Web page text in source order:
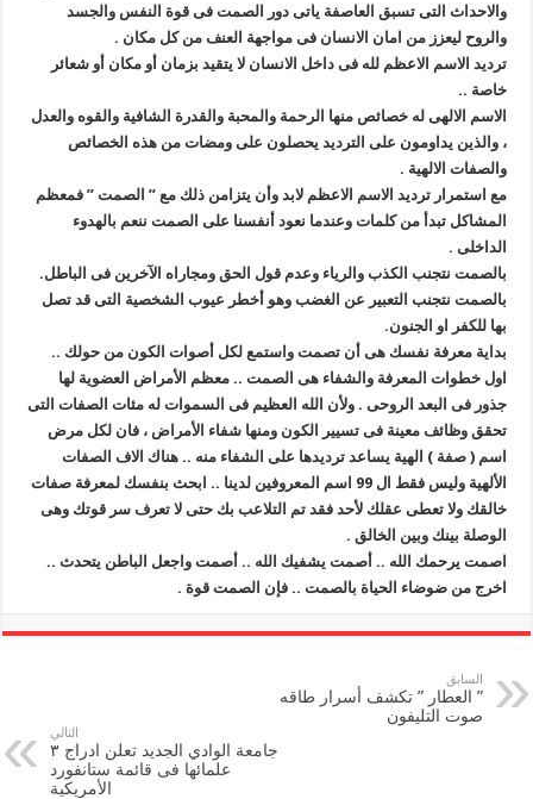
مغلقة
والاحداث التى تسبق العاصفة ياتى دور الصمت فى قوة النفس والجسد
والروح ليعزز من امان الانسان فى مواجهة العنف من كل مكان .
ترديد الاسم الاعظم لله فى داخل الانسان لا يتقيد بزمان أو مكان أو شعائر
خاصة ..
الاسم الالهى له خصائص منها الرحمة والمحبة والقدرة الشافية والقوه والعدل
، والذين يداومون على الترديد يحصلون على ومضات من هذه الخصائص
والصفات الالهية .
مع استمرار ترديد الاسم الاعظم لابد وأن يتزامن ذلك مع ” الصمت ” فمعظم
المشاكل تبدأ من كلمات وعندما نعود أنفسنا على الصمت ننعم بالهدوء
الداخلى .
بالصمت نتجنب الكذب والرياء وعدم قول الحق ومجاراه الآخرين فى الباطل.
بالصمت نتجنب التعبير عن الغضب وهو أخطر عيوب الشخصية التى قد تصل
بها للكفر او الجنون.
بداية معرفة نفسك هى أن تصمت واستمع لكل أصوات الكون من حولك ..
اول خطوات المعرفة والشفاء هى الصمت .. معظم الأمراض العضوية لها
جذور فى البعد الروحى . ولأن الله العظيم فى السموات له مئات الصفات التى
تحقق وظائف معينة فى تسيير الكون ومنها شفاء الأمراض ، فان لكل مرض
اسم ( صفة ) الهية يساعد ترديدها على الشفاء منه .. هناك الاف الصفات
الألهية وليس فقط ال 99 اسم المعروفين لدينا .. ابحث بنفسك لمعرفة صفات
خالقك ولا تعطى عقلك لأحد فقد تم التلاعب بك حتى لا تعرف سر قوتك وهى
الوصلة بينك وبين الخالق .
اصمت يرحمك الله .. أصمت يشفيك الله .. أصمت واجعل الباطن يتحدث ..
اخرج من ضوضاء الحياة بالصمت .. فإن الصمت قوة .
السابق
” العطار ” تكشف أسرار طاقه
صوت التليفون
التالي
جامعة الوادي الجديد تعلن ادراج ٣
علمائها فى قائمة ستانفورد
الأمريكية